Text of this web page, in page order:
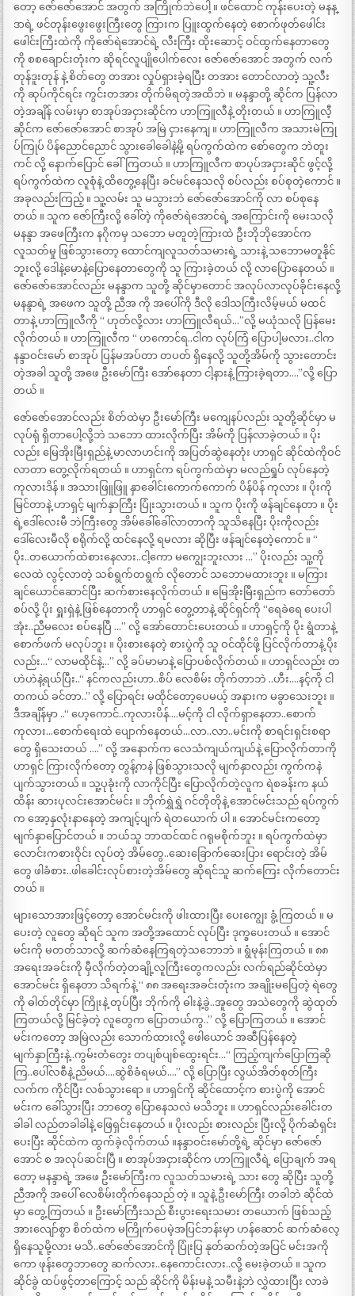
တော့ ဇော်ဇော်အောင် အတွက် အကြိုက်ဘဲပေါ့ ။ ဖင်ထောင် ကုန်းပေးတဲ့ မနန္
ဒာရဲ့ ဖင်တုန်းဖွေးဖွေးကြီးတွေ ကြားက ပြူးထွက်နေတဲ့ စောက်ဖုတ်ဖေါင်း
ဖေါင်းကြီးထဲကို ကိုဇော်ရဲအောင်ရဲ့ လီးကြီး ထိုးဆောင့် ဝင်ထွက်နေတာတွေ
ကို စစချောင်းတုံးက ဆိုရင်လူပျိုပေါက်လေး ဇော်ဇော်အောင် အတွက် လက်
တုန်ဒူးတုန် နဲ့ စိတ်တွေ တအား လှုပ်ရှားခဲ့ရပြီး တအား တောင်လာတဲ့ သူ့လီး
ကို ဆုပ်ကိုင်ရင်း ကွင်းတအား တိုက်မိရတဲ့အထိဘဲ ။ မနန္ဒာတို့ ဆိုင်က ပြန်လာ
တဲ့အချိန် လမ်းမှာ စာအုပ်အငှားဆိုင်က ဟာကြူလီနဲ့ တိုးတယ် ။ ဟာကြူလီ့
ဆိုင်က ဇော်ဇော်အောင် စာအုပ် အမြဲ ငှားနေကျ ။ ဟာကြူလီက အသားမဲကြု
ပ်ကြုပ် ပိန်ညောင်ညောင် သွားခေါခေါနဲ့မို့ ရပ်ကွက်ထဲက စော်တွေက ဘဲတူး
ကင် လို့ နောက်ပြောင် ခေါ်ကြတယ် ။ ဟာကြူလီက စာပုပ်အငှားဆိုင် ဖွင့်လို့
ရပ်ကွက်ထဲက လူစုံနဲ့ ထိတွေ့နေပြီး ခင်မင်နေသလို စပ်လည်း စပ်စုတဲ့ကောင် ။
အခုလည်းကြည့် ။ သူ့လမ်း သူ မသွားဘဲ ဇော်ဇော်အောင်ကို လာ စပ်စုနေ
တယ် ။ သူက ဇော်ကြီးလို့ ခေါ်တဲ့ ကိုဇော်ရဲအောင်ရဲ့ အကြောင်းကို မေးသလို
မနန္ဒာ အဖေကြီးက နဂိုကမှ သဘော မတူတဲ့ကြားထဲ ဦးဘိုဘိုအောင်က
လူသတ်မှု ဖြစ်သွားတော့ ထောင်ကျလူသတ်သမားရဲ့ သားနဲ့ သဘောမတူနိုင်
ဘူးလို့ ဒေါနဲ့မောနဲ့ပြောနေတာတွေကို သူ ကြားခဲ့တယ် လို့ လာပြောနေတယ် ။
ဇော်ဇော်အောင်လည်း မနန္ဒာက သူတို့ ဆိုင်မှာတောင် အလုပ်လာလုပ်ခိုင်းနေလို့
မနန္ဒာရဲ့ အဖေက သူတို့ ညီအ ကို အပေါ်ကို ဒီလို ဒေါသကြီးလိမ့်မယ် မထင်
တာနဲ့ ဟာကြူလီကို “ ဟုတ်လို့လား ဟာကြူလီရယ်…”လို့ မယုံသလို ပြန်မေး
လိုက်တယ် ။ ဟာကြူလီက “ ဟကောင်ရ..ငါက လုပ်ကြံ ပြောပါ့မလား..ငါက
နန္ဒာဝင်းမော် စာအုပ် ပြန်မအပ်တာ တပတ် ရှိနေလို့ သူတို့အိမ်ကို သွားတောင်း
တဲ့အခါ သူတို့ အဖေ ဦးမော်ကြီး အော်နေတာ ငါ့နားနဲ့ ကြားခဲ့ရတာ….”လို့ ပြော
တယ် ။
ဇော်ဇော်အောင်လည်း စိတ်ထဲမှာ ဦးမော်ကြီး မကျေနပ်လည်း သူတို့ဆိုင်မှာ မ
လုပ်ရုံ ရှိတာပေါ့လို့ဘဲ သဘော ထားလိုက်ပြီး အိမ်ကို ပြန်လာခဲ့တယ် ။ ပိုး
လည်း မြေအိုးမြီးရှည်နဲ့ မာလာဟင်းကို အပြတ်ဆွဲနေတုံး ဟာရှင် ဆိုင်ထဲကိုဝင်
လာတာ တွေ့လိုက်ရတယ် ။ ဟာရှင်က ရပ်ကွက်ထဲမှာ မလည်ရှုပ် လုပ်နေတဲ့
ကုလားဒိန် ။ အသားဖြူဖြူ နှာခေါင်းကောက်ကောက် ပိန်ပိန် ကုလား ။ ပိုးကို
မြင်တာနဲ့ ဟာရှင့် မျက်နှာကြီး ပြုံးသွားတယ် ။ သူက ပိုးကို ဖန်ချင်နေတာ ။ ပိုး
ရဲ့ဒေါ်လေးမီ ဘဲကြီးတွေ အိမ်ခေါ်ခေါ်လာတာကို သူသိနေပြီး ပိုးကိုလည်း
ဒေါ်လေးမီလို စရိုက်လို့ ထင်နေလို့ ရမလား ဆိုပြီး ဖန်ချင်နေတဲ့ကောင် ။ “
ပိုး..တယောက်ထဲစားနေလား..ငါ့ကော မကျွေးဘူးလား …” ပိုးလည်း သူ့ကို
လေထဲ လွင့်လာတဲ့ သစ်ရွက်တရွက် လိုတောင် သဘောမထားဘူး ။ မကြား
ချင်ယောင်ဆောင်ပြီး ဆက်စားနေလိုက်တယ် ။ မြေအိုးမြီးရှည်က တော်တော်
စပ်လို့ ပိုး ရှူးရှဲနဲ့ ဖြစ်နေတာကို ဟာရှင် တွေ့တာနဲ့ ဆိုင်ရှင်ကို “ရေခဲရေ ပေးပါ
အုံး..ညီမလေး စပ်နေပြီ …” လို့ အော်တောင်းပေးတယ် ။ ဟာရှင့်ကို ပိုး ရွံတာနဲ့
စောက်ဖက် မလုပ်ဘူး ။ ပိုးစားနေတဲ့ စားပွဲကို သူ ဝင်ထိုင်ဖို့ ပြင်လိုက်တာနဲ့ ပိုး
လည်း…“ လာမထိုင်နဲ့…” လို့ ခပ်မာမာနဲ့ ပြောပစ်လိုက်တယ် ။ ဟာရှင်လည်း တ
ဟဲဟဲနဲ့ရယ်ပြီး..“ နင်ကလည်းဟာ..စိပ် လေစိမ်း တိုက်တာဘဲ ..ဟီး….နင့်ကို ငါ
တကယ် ခင်တာ..” လို့ ပြောရင်း မထိုင်တော့ပေမယ့် အနားက မခွာသေးဘူး ။
ဒီအချိန်မှာ ..“ ဟေ့ကောင်..ကုလားပိန်….မင့်ကို ငါ လိုက်ရှာနေတာ..စောက်
ကုလား…စောက်ရေးထဲ ပျောက်နေတယ်…လာ..လာ..မင်းကို စာရင်းရှင်းစရာ
တွေ ရှိသေးတယ် ….” လို့ အနောက်က လေသံကျယ်ကျယ်နဲ့ ပြောလိုက်တာကို
ဟာရှင် ကြားလိုက်တော့ တွန့်ကနဲ ဖြစ်သွားသလို မျက်နှာလည်း ကွက်ကနဲ
ပျက်သွားတယ် ။ သူ့ပုခုံးကို လာကိုင်ပြီး ပြောလိုက်တဲ့လူက ရဲစခန်းက နယ်
ထိန်း ဆားပုလင်းအောင်မင်း ။ ဘိုက်ရွှဲရွှဲ ဂင်တိုတိုနဲ့ အောင်မင်းသည် ရပ်ကွက်
က အော့နှလုံးနာနေတဲ့ အကျင့်ပျက် ရဲတယောက် ပါ ။ အောင်မင်းကတော့
မျက်နှာပြောင်တယ် ။ ဘယ်သူ ဘာထင်ထင် ဂရုမစိုက်ဘူး ။ ရပ်ကွက်ထဲမှာ
လောင်းကစားဝိုင်း လုပ်တဲ့ အိမ်တွေ..ဆေးခြောက်ဆေးပြား ရောင်းတဲ့ အိမ်
တွေ ဖါခံစား..ဖါခေါင်းလုပ်စားတဲ့အိမ်တွေ ဆိုရင်သူ ဆက်ကြေး လိုက်တောင်း
တယ် ။
များသောအားဖြင့်တော့ အောင်မင်းကို ဖါးထားပြီး ပေးကျွေး ခွံ့ကြတယ် ။ မ
ပေးတဲ့ လူတွေ ဆိုရင် သူက အတို့အထောင် လုပ်ပြီး ဒုက္ခပေးတယ် ။ အောင်
မင်းကို မတတ်သာလို့ ဆက်ဆံနေကြရတဲ့သဘောဘဲ ။ ရွံမုန်းကြတယ် ။ ၈၈
အရေးအခင်းကို မှီလိုက်တဲ့တချို့လူကြီးတွေကလည်း လက်ရည်ဆိုင်ထဲမှာ
အောင်မင်း ရှိနေတာ သိရက်နဲ့ “ ၈၈ အရေးအခင်းတုံးက အချိုးမပြေတဲ့ ရဲတွေ
ကို ဓါတ်တိုင်မှာ ကြိုးနဲ့ တုပ်ပြီး ဘိုက်ကို ဓါးနဲ့ခွဲ..အူတွေ အသဲတွေကို ဆွဲထုတ်
ကြတယ်လို့ မြင်ခဲ့တဲ့ လူတွေက ပြောတယ်ကွ..” လို့ ပြောကြတယ် ။ အောင်
မင်းကတော့ အမြဲလည်း သောက်ထားလို့ ဖေါယောင် အဆီပြန်နေတဲ့
မျက်နှာကြီးနဲ့..ကွမ်းတံတွေး တပျစ်ပျစ်ထွေးရင်း…“ ကြည့်ကျက်ပြောကြဆို
ကြ..ပေါ်လစီနဲ့ ညိမယ်….ဆွဲစိခံရမယ်….” လို့ ပြောပြီး လွယ်အိတ်စုတ်ကြီး
လက်က ကိုင်ပြီး လစ်သွားရော ။ ဟာရှင်ကို ဆိုင်ထောင့်က စားပွဲကို အောင်
မင်းက ခေါ်သွားပြီး ဘာတွေ ပြောနေသလဲ မသိဘူး ။ ဟာရှင်လည်းခေါင်းတ
ခါခါ လည်တခါခါနဲ့ ဖြေရှင်းနေတယ် ။ ပိုးလည်း စားလည်း ပြီးလို့ ပိုက်ဆံရှင်း
ပေးပြီး ဆိုင်ထဲက ထွက်ခဲ့လိုက်တယ် ။နန္ဒာဝင်းမော်တို့ရဲ့ ဆိုင်မှာ ဇော်ဇော်
အောင် စ အလုပ်ဆင်းပြီ ။ စာအုပ်အငှားဆိုင်က ဟာကြူလီရဲ့ ပြောချက် အရ
တော့ မနန္ဒာရဲ့ အဖေ ဦးမော်ကြီးက လူသတ်သမားရဲ့ သား တွေ ဆိုပြီး သူတို့
ညီအကို အပေါ် လေစိမ်းတိုက်နေသည် တဲ့ ။ သူနဲ့ ဦးမော်ကြီး တခါဘဲ ဆိုင်ထဲ
မှာ တွေ့ကြတယ် ။ ဦးမော်ကြီးသည် စီးပွားရေးသမား တယောက် ဖြစ်သည့်
အားလျော်စွာ စိတ်ထဲက မကြိုက်ပေမဲ့အပြင်ဘန်းမှာ ဟန်ဆောင် ဆက်ဆံလေ့
ရှိနေသူမို့လား မသိ..ဇော်ဇော်အောင်ကို ပြုံးပြ နုတ်ဆက်တဲ့အပြင် မင်းအကို
ကော ဖုန်းတွေဘာတွေ ဆက်လား..နေကောင်းလား..လို့ မေးခဲ့တယ် ။ သူက
ဆိုင်ခွဲ ထပ်ဖွင့်တာကြောင့် သည် ဆိုင်ကို မိန်းမနဲ့ သမီးနဲ့ဘဲ လွှဲထားပြီး လာခဲ